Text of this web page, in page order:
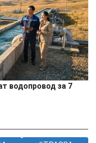
водопровод за 7